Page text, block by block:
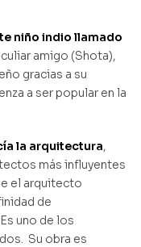
niño indio llamado
amigo (Shota),
gracias a su
a ser popular en la
la arquitectura,
más influyentes
el arquitecto
de
uno de los
Su obra es